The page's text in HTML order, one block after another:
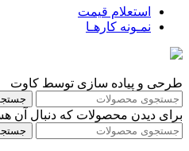
استعلام قیمت
نمـونه کارهـا
طرحی و پیاده سازی توسط کاوت
برای دیدن محصولات که دنبال آن